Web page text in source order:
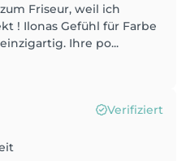
Friseur, weil ich
! Ilonas Gefühl für Farbe
Ihre po...
Verifiziert